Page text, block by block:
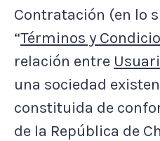
Contratación (en lo
“Términos y
relación entre
una sociedad
constituida de
de la República de